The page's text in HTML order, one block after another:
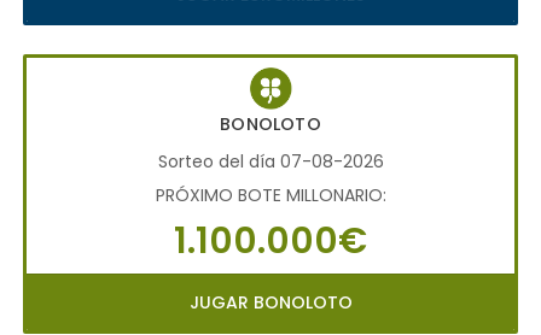
BONOLOTO
Sorteo del día 07-08-2026
PRÓXIMO BOTE MILLONARIO:
1.100.000€
JUGAR BONOLOTO